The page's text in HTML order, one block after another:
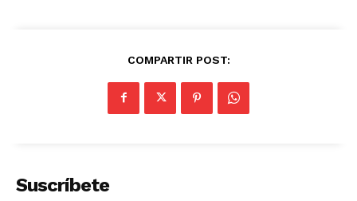
COMPARTIR POST:
Suscríbete